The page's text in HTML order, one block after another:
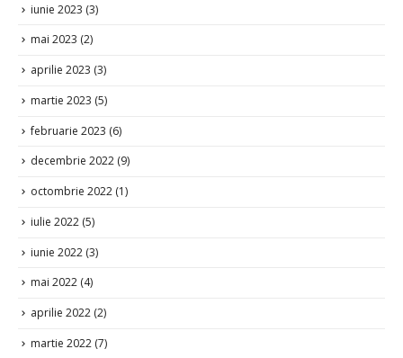
iunie 2023 (3)
mai 2023 (2)
aprilie 2023 (3)
martie 2023 (5)
februarie 2023 (6)
decembrie 2022 (9)
octombrie 2022 (1)
iulie 2022 (5)
iunie 2022 (3)
mai 2022 (4)
aprilie 2022 (2)
martie 2022 (7)